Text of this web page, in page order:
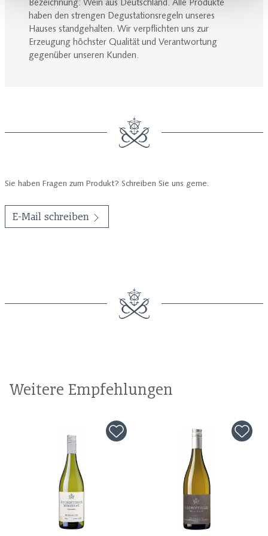
Bezeichnung: Wein aus Deutschland. Alle Produkte
haben den strengen Degustationsregeln unseres
Hauses standgehalten. Wir verpflichten uns zur
Erzeugung höchster Qualität und Verantwortung
gegenüber unseren Kunden.
Sie haben Fragen zum Produkt? Schreiben Sie uns gerne.
E-Mail schreiben
Weitere Empfehlungen